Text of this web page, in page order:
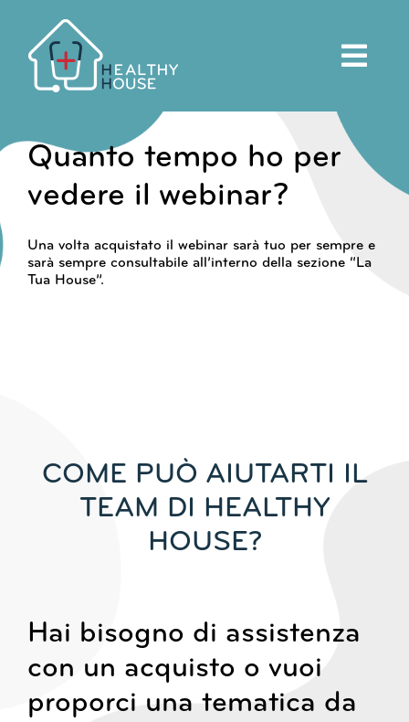
contenuto
Quanto tempo ho per
vedere il webinar?
Una volta acquistato il webinar sarà tuo per sempre e
sarà sempre consultabile all’interno della sezione “La
Tua House”.
COME PUÒ AIUTARTI IL
TEAM DI HEALTHY
HOUSE?
Hai bisogno di assistenza
con un acquisto o vuoi
proporci una tematica da